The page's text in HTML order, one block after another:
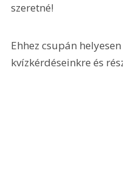
szeretné!
Ehhez csupán
kvízkérdéseinkre és